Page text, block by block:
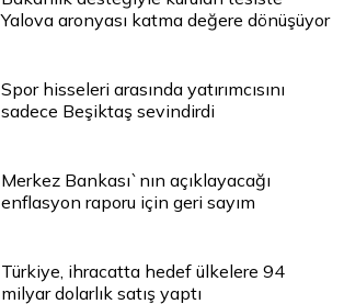
Yalova aronyası katma değere dönüşüyor
Spor hisseleri arasında yatırımcısını
sadece Beşiktaş sevindirdi
Merkez Bankası`nın açıklayacağı
enflasyon raporu için geri sayım
Türkiye, ihracatta hedef ülkelere 94
milyar dolarlık satış yaptı